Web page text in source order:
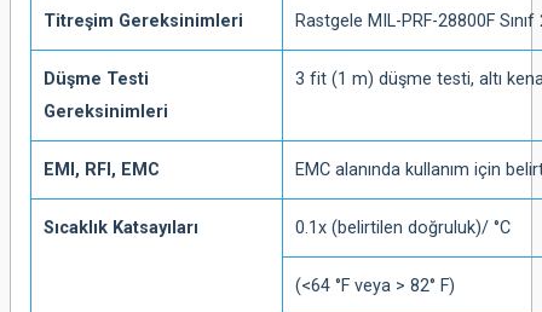
Titreşim Gereksinimleri Rastgele MIL-PRF-28800F
Düşme Testi
Gereksinimleri
3 fit (1 m) düşme testi, altı
EMI, RFI, EMC EMC alanında kullanım için
Sıcaklık Katsayıları 0.1x (belirtilen doğruluk)/ °C
(<64 °F veya > 82° F)